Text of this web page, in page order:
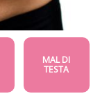
MAL DI
TESTA